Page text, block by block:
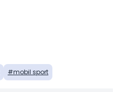
mobil sport